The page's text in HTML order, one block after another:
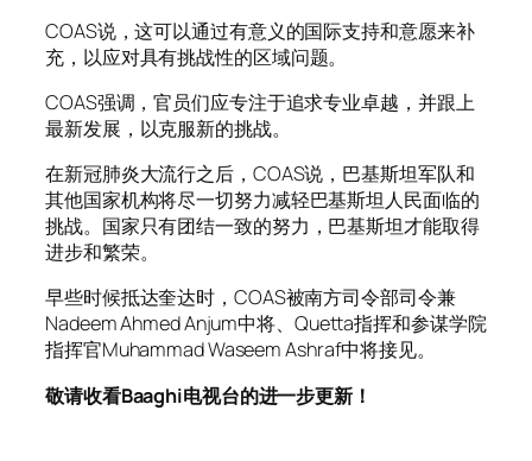
COAS说，这可以通过有意义的国际支持和意愿来补
充，以应对具有挑战性的区域问题。
COAS强调，官员们应专注于追求专业卓越，并跟上
最新发展，以克服新的挑战。
在新冠肺炎大流行之后，COAS说，巴基斯坦军队和
其他国家机构将尽一切努力减轻巴基斯坦人民面临的
挑战。国家只有团结一致的努力，巴基斯坦才能取得
进步和繁荣。
早些时候抵达奎达时，COAS被南方司令部司令兼
Nadeem Ahmed Anjum中将、Quetta指挥和参谋学院
指挥官Muhammad Waseem Ashraf中将接见。
敬请收看Baaghi电视台的进一步更新！